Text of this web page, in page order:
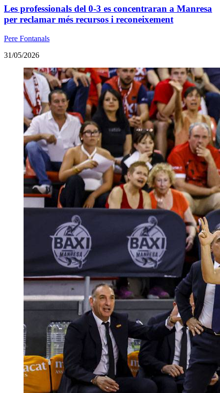
Les professionals del 0-3 es concentraran a Manresa
per reclamar més recursos i reconeixement
Pere Fontanals
31/05/2026